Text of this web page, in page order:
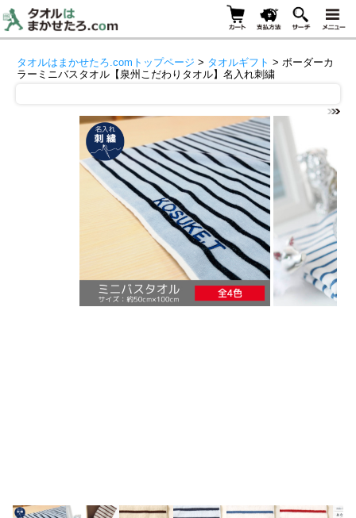
タオルはまかせたろ.comトップページ > タオルギフト > ボーダーカ
ラーミニバスタオル【泉州こだわりタオル】名入れ刺繍